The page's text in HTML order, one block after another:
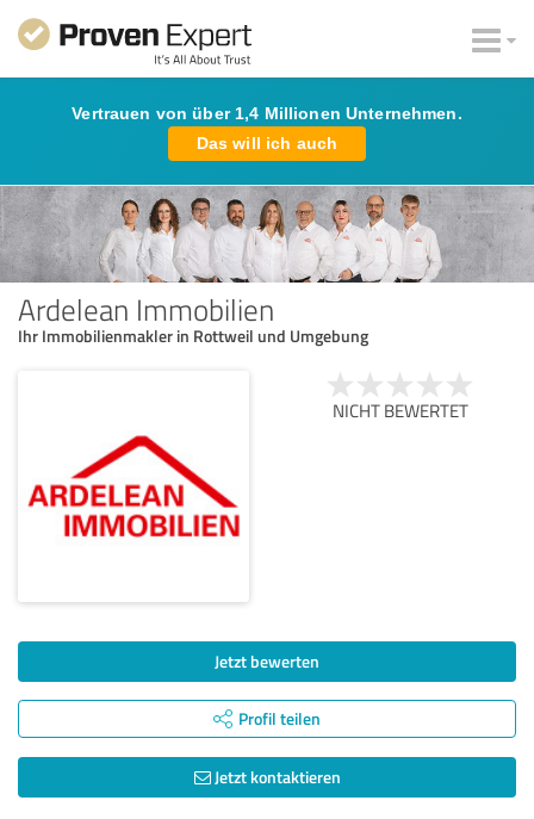
Vertrauen von über 1,4 Millionen Unternehmen.
Das will ich auch
Ardelean Immobilien
Ihr Immobilienmakler in Rottweil und Umgebung
NICHT BEWERTET
Jetzt bewerten
Profil teilen
Jetzt kontaktieren